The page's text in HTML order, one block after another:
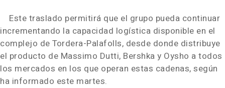
Este traslado permitirá que el grupo pueda continuar
incrementando la capacidad logística disponible en el
complejo de Tordera-Palafolls, desde donde distribuye
el producto de Massimo Dutti, Bershka y Oysho a todos
los mercados en los que operan estas cadenas, según
ha informado este martes.